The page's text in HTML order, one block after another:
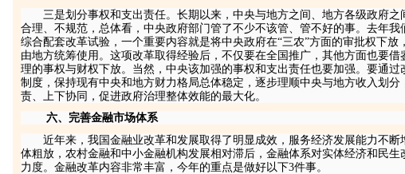
三是划分事权和支出责任。长期以来，中央与地方之间、地方各级政府
合理、不规范，总体看，中央政府部门管了不少不该管、管不好的事。去年我
综合配套改革试验，一个重要内容就是将中央政府在“三农”方面的审批权下放
由地方统筹使用。这项改革取得经验后，不仅要在全国推广，其他方面也要
理的事权与财权下放。当然，中央该加强的事权和支出责任也要加强。要通
制度，保持现有中央和地方财力格局总体稳定，逐步理顺中央与地方收入划
责、上下协同，促进政府治理整体效能的最大化。
六、完善金融市场体系
近年来，我国金融业改革和发展取得了明显成效，服务经济发展能力不
体粗放，农村金融和中小金融机构发展相对滞后，金融体系对实体经济和民
力度。金融改革内容非常丰富，今年的重点是做好以下3件事。